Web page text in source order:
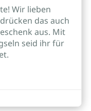
Wir lieben
das auch
aus. Mit
seid ihr für